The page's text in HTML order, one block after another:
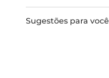
Sugestões para você